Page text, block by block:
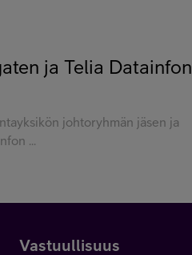
ja Telia Datainfon
johtoryhmän jäsen ja
...
Vastuullisuus